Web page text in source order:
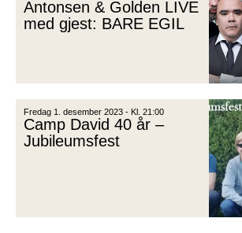
Antonsen & Golden LIVE
med gjest: BARE EGIL
Fredag 1. desember 2023 - Kl. 21:00
Camp David 40 år –
Jubileumsfest